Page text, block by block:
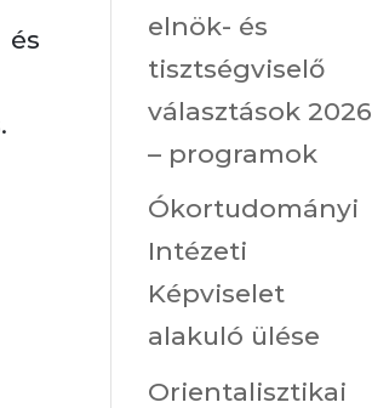
elnök- és
tisztségviselő
választások 2026
– programok
Ókortudományi
Intézeti
Képviselet
alakuló ülése
Orientalisztikai